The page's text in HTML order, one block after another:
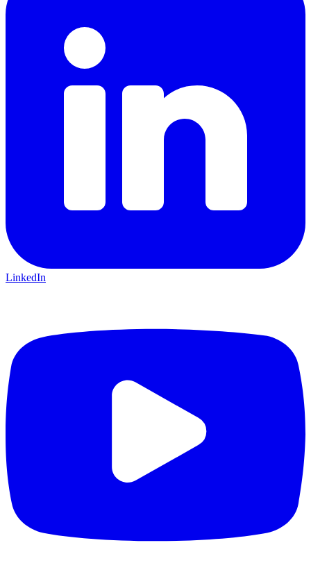
LinkedIn